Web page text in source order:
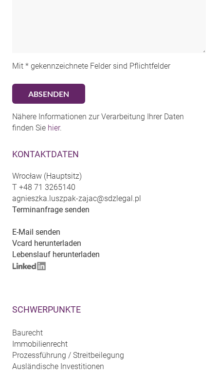
KONTAKTDATEN
Wrocław (Hauptsitz)
T +48 71 3265140
agnieszka.luszpak-zajac@sdzlegal.pl
Terminanfrage senden
E-Mail senden
Vcard herunterladen
Lebenslauf herunterladen
SCHWERPUNKTE
Baurecht
Immobilienrecht
Prozessführung / Streitbeilegung
Ausländische Investitionen
Mit * gekennzeichnete Felder sind Pflichtfelder
Nähere Informationen zur Verarbeitung Ihrer Daten
finden Sie hier.